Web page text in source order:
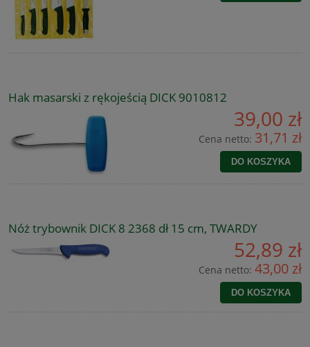
Hak masarski z rękojeścią DICK 9010812
39,00 zł
Cena netto: 31,71 zł
DO KOSZYKA
Nóż trybownik DICK 8 2368 dł 15 cm, TWARDY
52,89 zł
Cena netto: 43,00 zł
DO KOSZYKA